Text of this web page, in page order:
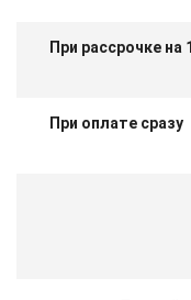
При рассрочке на
При оплате сразу